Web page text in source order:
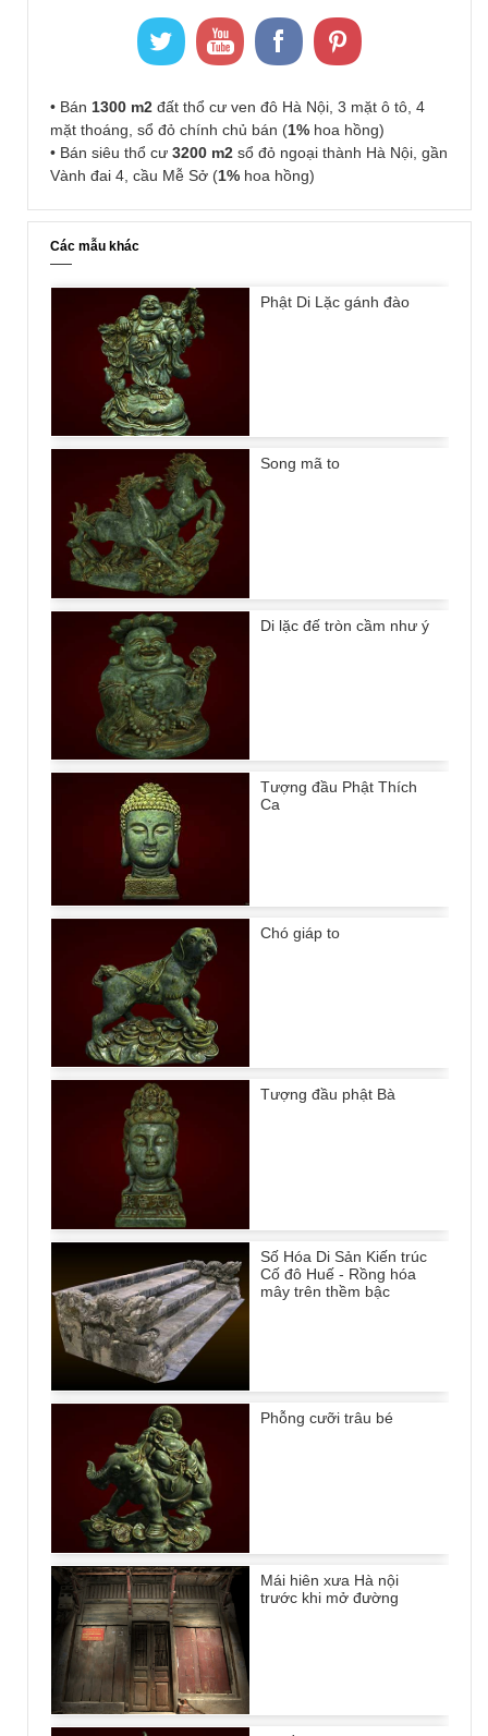
• Bán 1300 m2 đất thổ cư ven đô Hà Nội, 3 mặt ô tô, 4
mặt thoáng, sổ đỏ chính chủ bán (1% hoa hồng)
• Bán siêu thổ cư 3200 m2 sổ đỏ ngoại thành Hà Nội, gần
Vành đai 4, cầu Mễ Sở (1% hoa hồng)
Các mẫu khác
Phật Di Lặc gánh đào
Song mã to
Di lặc đế tròn cầm như ý
Tượng đầu Phật Thích
Ca
Chó giáp to
Tượng đầu phật Bà
Số Hóa Di Sản Kiến trúc
Cố đô Huế - Rồng hóa
mây trên thềm bậc
Phỗng cưỡi trâu bé
Mái hiên xưa Hà nội
trước khi mở đường